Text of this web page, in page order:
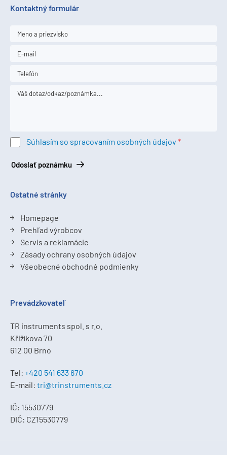
Kontaktný formulár
Súhlasím so spracovaním osobných údajov
Odoslať poznámku
Ostatné stránky
Homepage
Prehľad výrobcov
Servis a reklamácie
Zásady ochrany osobných údajov
Všeobecné obchodné podmienky
Prevádzkovateľ
TR instruments spol. s r.o.
Křižíkova 70
612 00 Brno
Tel: +420 541 633 670
E-mail: tri@trinstruments.cz
IČ: 15530779
DIČ: CZ15530779